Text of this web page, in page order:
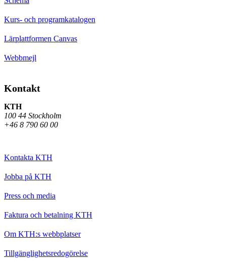
Kurs- och programkatalogen
Lärplattformen Canvas
Webbmejl
Kontakt
KTH
100 44 Stockholm
+46 8 790 60 00
Kontakta KTH
Jobba på KTH
Press och media
Faktura och betalning KTH
Om KTH:s webbplatser
Tillgänglighetsredogörelse